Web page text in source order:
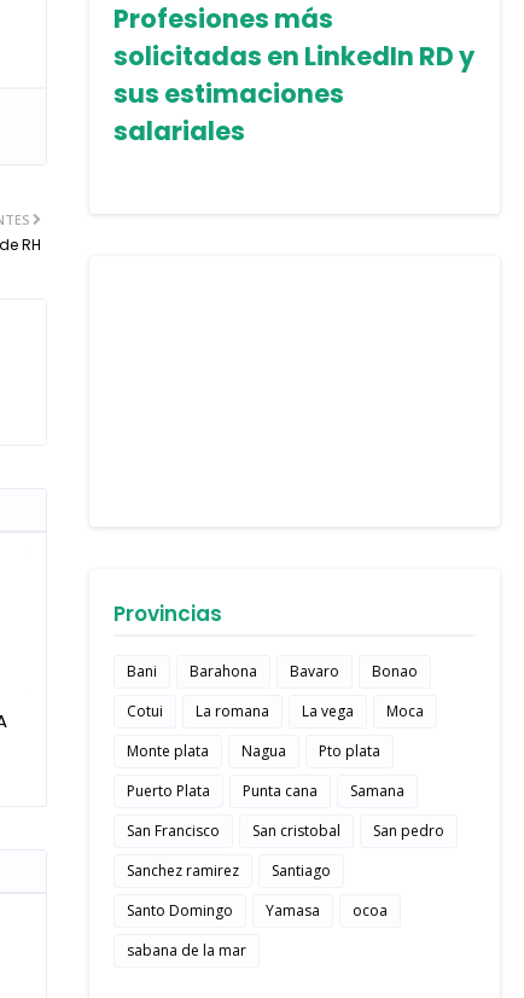
RH
Profesiones más
solicitadas en LinkedIn RD y
sus estimaciones
salariales
Provincias
Bani Barahona Bavaro
Bonao
Cotui
La romana La vega
Moca
Monte plata
Nagua
Pto plata
Puerto Plata
Punta cana
Samana
San Francisco
San cristobal
San pedro
Sanchez ramirez
Santiago
Santo Domingo
Yamasa
ocoa
sabana de la mar